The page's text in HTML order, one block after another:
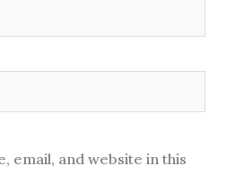
email, and website in this